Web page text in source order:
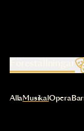
Val av kategori
AllaMusikal Opera